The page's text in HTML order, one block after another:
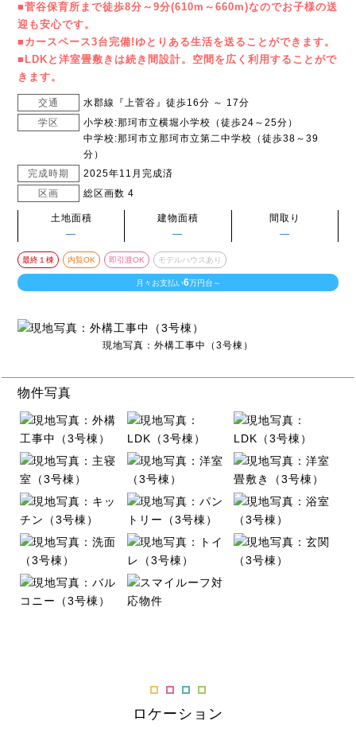
■菅谷保育所まで徒歩8分～9分(610m～660m)なのでお子様の送
迎も安心です。
■カースペース3台完備!ゆとりある生活を送ることができます。
■LDKと洋室畳敷きは続き間設計。空間を広く利用することがで
きます。
交通
水郡線『上菅谷』徒歩16分 ～ 17分
学区
小学校:那珂市立横堀小学校（徒歩24～25分）
中学校:那珂市立那珂市立第二中学校（徒歩38～39
分）
完成時期
2025年11月完成済
区画
総区画数 4
土地面積
―
建物面積
―
間取り
―
最終１棟 内覧OK 即引渡OK モデルハウスあり
月々お支払い6万円台～
現地写真：外構工事中（3号棟）
物件写真
ロケーション